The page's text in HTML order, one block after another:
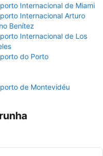
Internacional de Miami
Internacional Arturo
Benítez
Internacional de Los
do Porto
de Montevidéu